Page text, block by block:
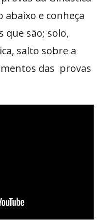
abaixo e conheça
que são; solo,
salto sobre a
das provas